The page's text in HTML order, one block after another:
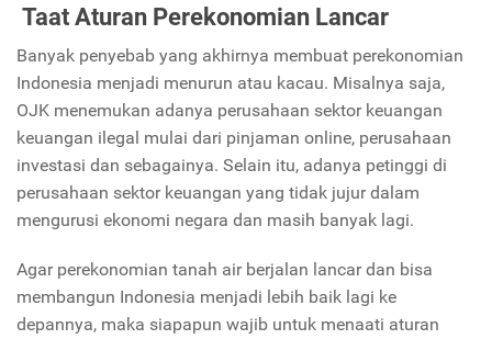
Taat Aturan Perekonomian Lancar
Banyak penyebab yang akhirnya membuat perekonomian
Indonesia menjadi menurun atau kacau. Misalnya saja,
OJK menemukan adanya perusahaan sektor keuangan
keuangan ilegal mulai dari pinjaman online, perusahaan
investasi dan sebagainya. Selain itu, adanya petinggi di
perusahaan sektor keuangan yang tidak jujur dalam
mengurusi ekonomi negara dan masih banyak lagi.
Agar perekonomian tanah air berjalan lancar dan bisa
membangun Indonesia menjadi lebih baik lagi ke
depannya, maka siapapun wajib untuk menaati aturan